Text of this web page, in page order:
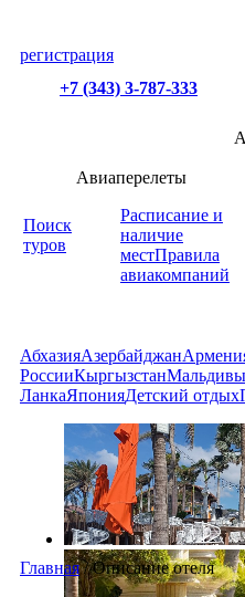
регистрация
+7 (343) 3-787-333
Поиск
туров
Авиаперелеты
Расписание и
наличие
местПравила
авиакомпаний
АбхазияАзербайджан
РоссииКыргызстанМальдивы
ЛанкаЯпонияДетский отдых
Главная /Описание отеля